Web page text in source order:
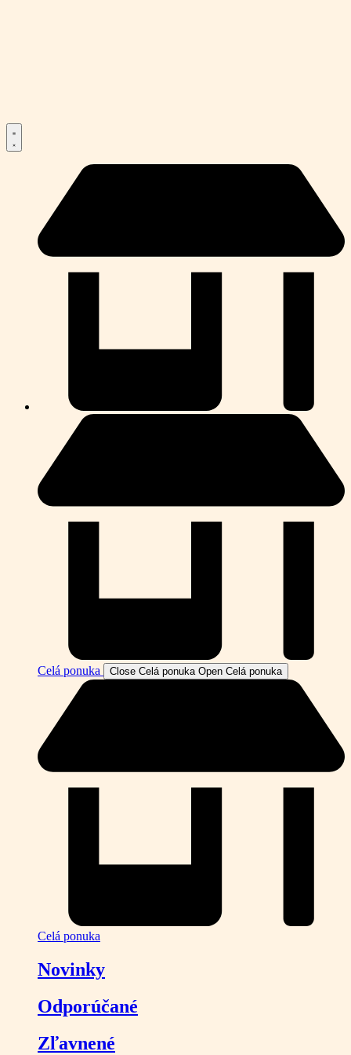
Celá ponuka Close Celá ponuka Open Celá ponuka
Celá ponuka
Novinky
Odporúčané
Zľavnené